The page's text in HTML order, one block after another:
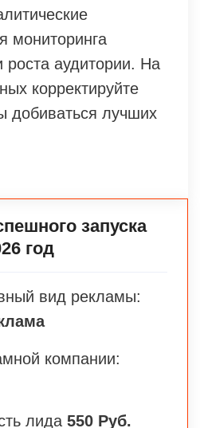
мониторинга
роста аудитории. На
корректируйте
добиваться лучших
запуска
год
вид рекламы:
компании:
лида 550 Руб.